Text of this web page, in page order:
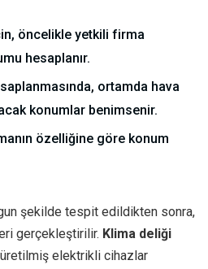
öncelikle yetkili firma
hesaplanır.
ortamda hava
konumlar benimsenir.
özelliğine göre konum
şekilde tespit edildikten sonra,
gerçekleştirilir. Klima deliği
üretilmiş elektrikli cihazlar